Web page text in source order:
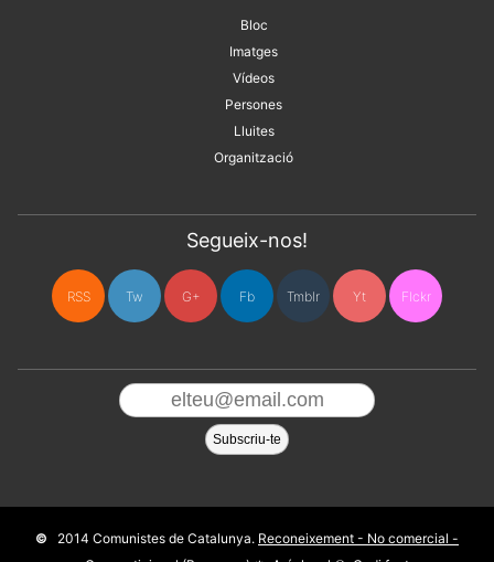
Bloc
Imatges
Vídeos
Persones
Lluites
Organització
Segueix-nos!
RSS Tw G+ Fb Tmblr Yt Flckr
2014 Comunistes de Catalunya. Reconeixement - No comercial -